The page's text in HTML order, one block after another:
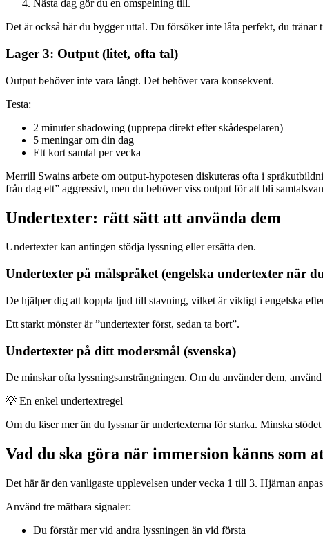
Nästa dag gör du en omspelning till.
Det är också här du bygger uttal. Du försöker inte låta perfekt, du
Lager 3: Output (litet, ofta tal)
Output behöver inte vara långt. Det behöver vara konsekvent.
Testa:
2 minuter shadowing (upprepa direkt efter skådespelaren)
5 meningar om din dag
Ett kort samtal per vecka
Merrill Swains arbete om output-hypotesen diskuteras ofta i
från dag ett” aggressivt, men du behöver viss output för att bli
Undertexter: rätt sätt att använda dem
Undertexter kan antingen stödja lyssning eller ersätta den.
Undertexter på målspråket (engelska undertexter när
De hjälper dig att koppla ljud till stavning, vilket är viktigt i engelska
Ett starkt mönster är ”undertexter först, sedan ta bort”.
Undertexter på ditt modersmål (svenska)
De minskar ofta lyssningsansträngningen. Om du använder dem,
💡 En enkel undertextregel
Om du läser mer än du lyssnar är undertexterna för starka. Minska
Vad du ska göra när immersion känns som
Det här är den vanligaste upplevelsen under vecka 1 till 3. Hjärnan
Använd tre mätbara signaler:
Du förstår mer vid andra lyssningen än vid första